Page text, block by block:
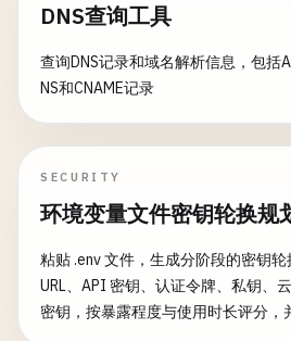
DNS查询工具
查询DNS记录和域名解析信息，包括
NS和CNAME记录
SECURITY
环境变量文件密钥轮换规
粘贴 .env 文件，生成分阶段的密钥
URL、API 密钥、认证令牌、私钥、
密钥，按暴露程度与使用时长评分，